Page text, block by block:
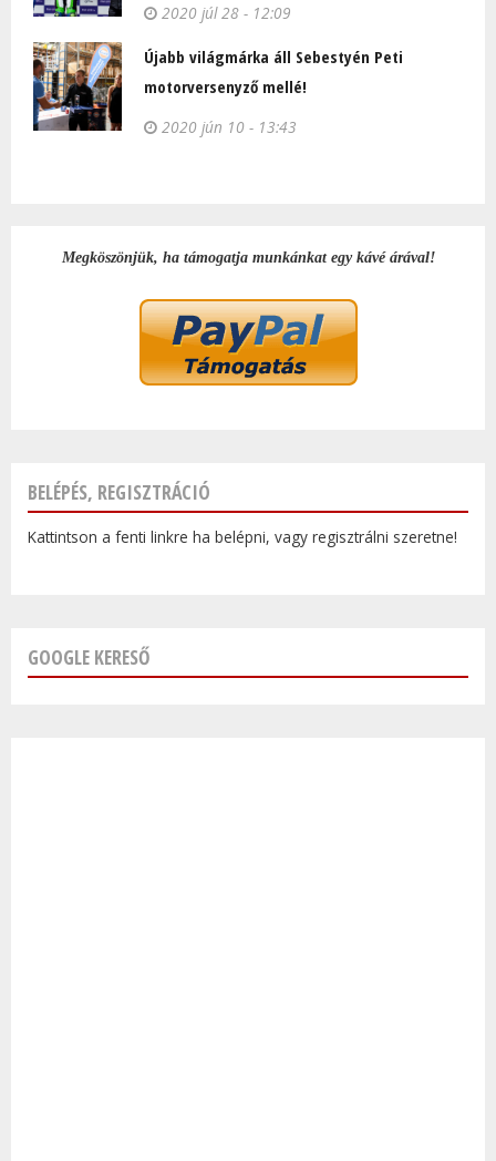
2020 júl 28 - 12:09
Újabb világmárka áll Sebestyén Peti
motorversenyző mellé!
2020 jún 10 - 13:43
Megköszönjük, ha támogatja munkánkat egy kávé árával!
BELÉPÉS, REGISZTRÁCIÓ
Kattintson a fenti linkre ha belépni, vagy regisztrálni szeretne!
GOOGLE KERESŐ